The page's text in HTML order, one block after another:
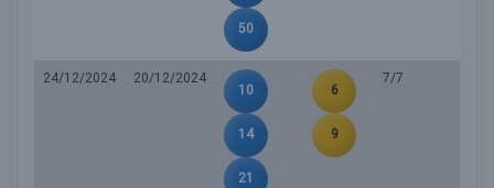
50
24/12/2024
20/12/2024
10
14
21
6
9
7/7